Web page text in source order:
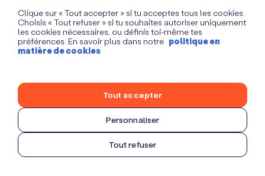
Clique sur « Tout accepter » si tu acceptes tous les cookies.
Choisis « Tout refuser » si tu souhaites autoriser uniquement
les cookies nécessaires, ou définis toi-même tes
préférences. En savoir plus dans notre politique en
matière de cookies
Personnaliser
Tout refuser
Tout accepter